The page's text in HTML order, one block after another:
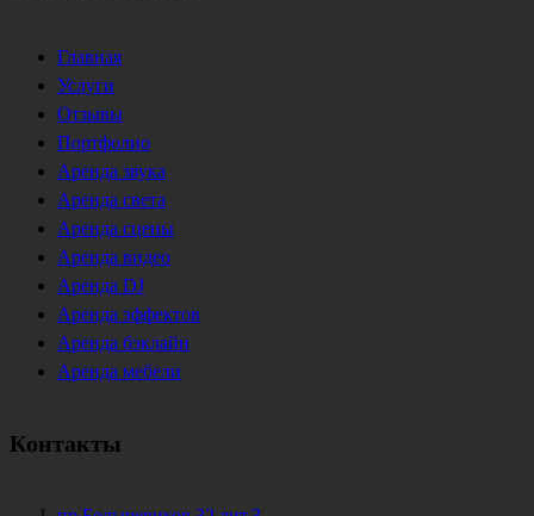
Главная
Услуги
Отзывы
Портфолио
Аренда звука
Аренда света
Аренда сцены
Аренда видео
Аренда DJ
Аренда эффектов
Аренда бэклайн
Аренда мебели
Контакты